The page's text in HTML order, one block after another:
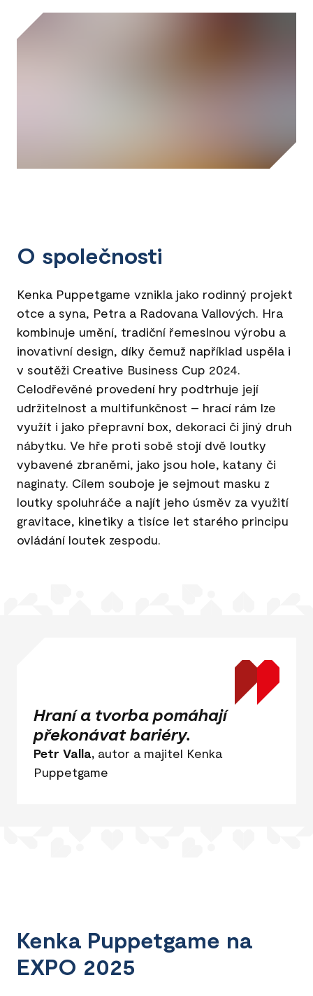
O společnosti
Kenka Puppetgame vznikla jako rodinný projekt
otce a syna, Petra a Radovana Vallových. Hra
kombinuje umění, tradiční řemeslnou výrobu a
inovativní design, díky čemuž například uspěla i
v soutěži Creative Business Cup 2024.
Celodřevěné provedení hry podtrhuje její
udržitelnost a multifunkčnost – hrací rám lze
využít i jako přepravní box, dekoraci či jiný druh
nábytku. Ve hře proti sobě stojí dvě loutky
vybavené zbraněmi, jako jsou hole, katany či
naginaty. Cílem souboje je sejmout masku z
loutky spoluhráče a najít jeho úsměv za využití
gravitace, kinetiky a tisíce let starého principu
ovládání loutek zespodu.
Hraní a tvorba pomáhají
překonávat bariéry.
Petr Valla, autor a majitel Kenka
Puppetgame
Kenka Puppetgame na
EXPO 2025